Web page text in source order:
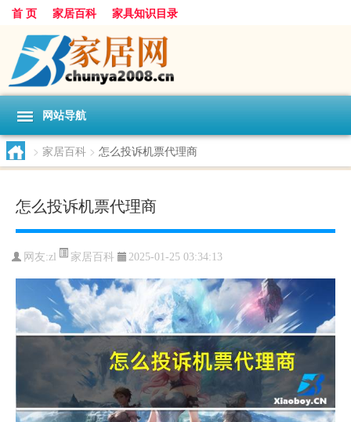
首 页 家居百科 家具知识目录
网站导航
> 家居百科 > 怎么投诉机票代理商
怎么投诉机票代理商
网友:zl 家居百科 2025-01-25 03:34:13